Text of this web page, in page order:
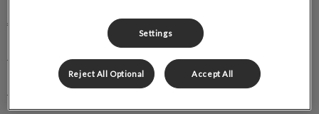
À propos de nous
🛒 Boutique en ligne
Settings
Reject All Optional Accept All